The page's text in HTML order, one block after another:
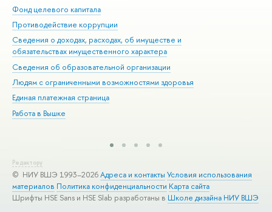
Фонд целевого капитала
Противодействие коррупции
Сведения о доходах, расходах, об имуществе и
обязательствах имущественного характера
Сведения об образовательной организации
Людям с ограниченными возможностями здоровья
Единая платежная страница
Работа в Вышке
Редактору
© НИУ ВШЭ 1993–2026Адреса и контакты Условия использования
материалов Политика конфиденциальности Карта сайта
Шрифты HSE Sans и HSE Slab разработаны в Школе дизайна НИУ ВШЭ